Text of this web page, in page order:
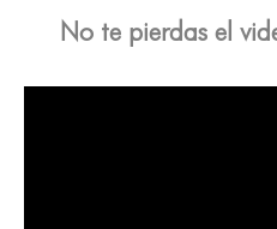
No te pierdas el